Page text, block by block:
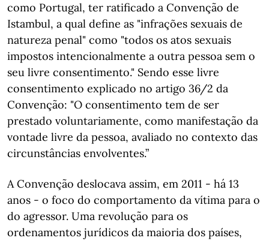
como Portugal, ter ratificado a Convenção de
Istambul, a qual define as "infrações sexuais de
natureza penal" como "todos os atos sexuais
impostos intencionalmente a outra pessoa sem o
seu livre consentimento." Sendo esse livre
consentimento explicado no artigo 36/2 da
Convenção: "O consentimento tem de ser
prestado voluntariamente, como manifestação da
vontade livre da pessoa, avaliado no contexto das
circunstâncias envolventes.”
A Convenção deslocava assim, em 2011 - há 13
anos - o foco do comportamento da vítima para o
do agressor. Uma revolução para os
ordenamentos jurídicos da maioria dos países,